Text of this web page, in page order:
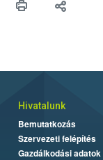
Hivatalunk
Bemutatkozás
Szervezeti felépítés
Gazdálkodási adatok